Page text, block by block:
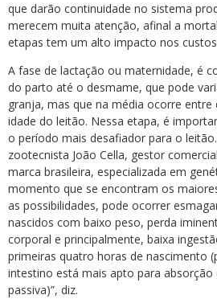
que darão continuidade no sistema
merecem muita atenção, afinal a
etapas tem um alto impacto nos
A fase de lactação ou maternidade, é
do parto até o desmame, que pode
granja, mas que na média ocorre entre
idade do leitão. Nessa etapa, é
o período mais desafiador para o
zootecnista João Cella, gestor
marca brasileira, especializada em
momento que se encontram os
as possibilidades, pode ocorrer
nascidos com baixo peso, perda
corporal e principalmente, baixa
primeiras quatro horas de nascimento
intestino está mais apto para absorção
passiva)”, diz.